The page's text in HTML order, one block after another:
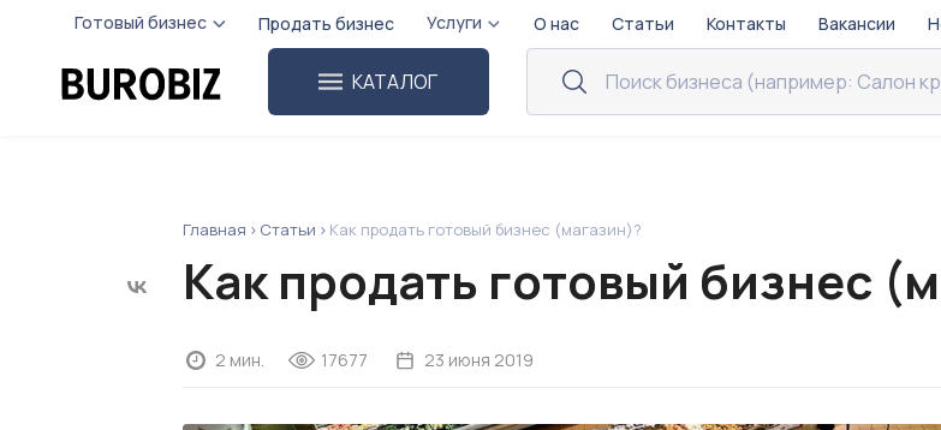
Готовый бизнес Продать бизнес Услуги О нас Статьи Контакты Вакансии
КАТАЛОГ
Главная Статьи Как продать готовый бизнес (магазин)?
Как продать готовый бизнес
2 мин. 17677 23 июня 2019